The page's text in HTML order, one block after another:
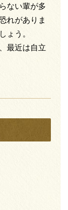
ない輩が多
れがありま
ょう。
最近は自立